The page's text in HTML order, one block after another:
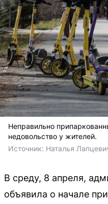
Неправильно
недовольство у жителей.
Источник: Наталья
В среду, 8 апреля,
объявила о начале